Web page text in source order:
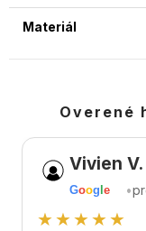
Materiál
Overené
Vivien V.
Goog le •
★★★★★